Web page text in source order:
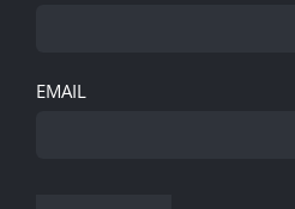
EMAIL